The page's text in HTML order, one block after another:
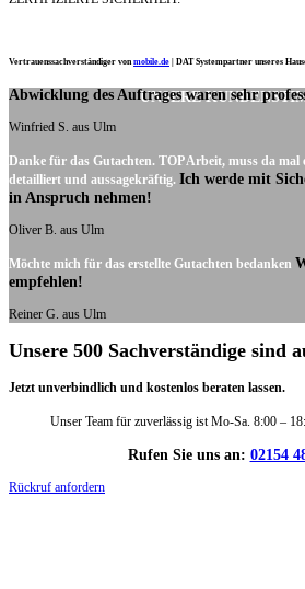
Vertrauenssachverständiger vonmobile.de DAT Systempartner unseres
UNSERE
Abwicklung des Auftrages waren sehr
Winfried S. aus Ulm
Danke für das Gutachten. TOP Arbeit, muss da mal
detailliert und aussagekräftig. Ich werde mit
in Anspruch nehmen!
Oliver B. aus Ulm
Möchte mich für das erstellte Gutachten bedanken
empfehlen!
Reiner G. aus Ulm
Unsere 500 Sachverständige sind
Jetzt unverbindlich und kostenlos beraten lassen.
Unser Team für zuverlässig ist Mo-Sa. 8:00 –
Rufen Sie uns an: 02154
Rückruf anfordern